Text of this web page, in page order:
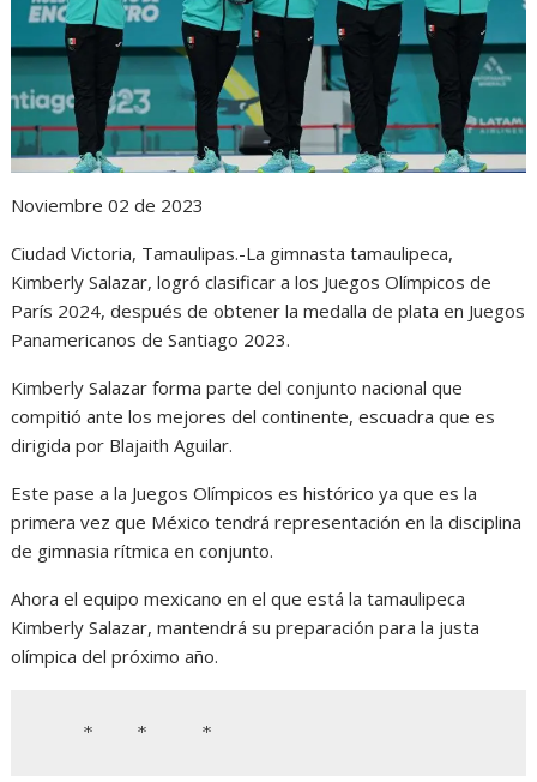
r
Noviembre 02 de 2023
Ciudad Victoria, Tamaulipas.-La gimnasta tamaulipeca,
Kimberly Salazar, logró clasificar a los Juegos Olímpicos de
París 2024, después de obtener la medalla de plata en Juegos
Panamericanos de Santiago 2023.
Kimberly Salazar forma parte del conjunto nacional que
compitió ante los mejores del continente, escuadra que es
dirigida por Blajaith Aguilar.
Este pase a la Juegos Olímpicos es histórico ya que es la
primera vez que México tendrá representación en la disciplina
de gimnasia rítmica en conjunto.
Ahora el equipo mexicano en el que está la tamaulipeca
Kimberly Salazar, mantendrá su preparación para la justa
olímpica del próximo año.
    *    *     *